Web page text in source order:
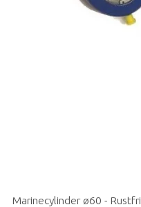
Marinecylinder ø60 -